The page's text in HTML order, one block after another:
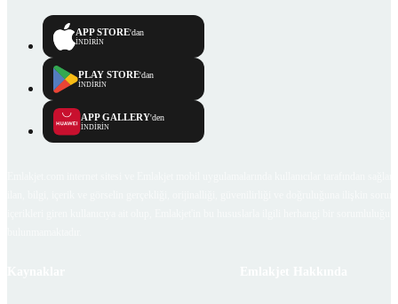
APP STORE'dan
İNDİRİN
PLAY STORE'dan
İNDİRİN
APP GALLERY'den
İNDİRİN